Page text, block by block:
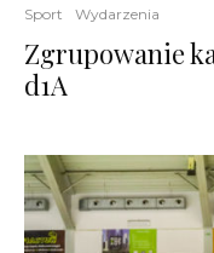
Sport Wydarzenia
Zgrupowanie
d1A